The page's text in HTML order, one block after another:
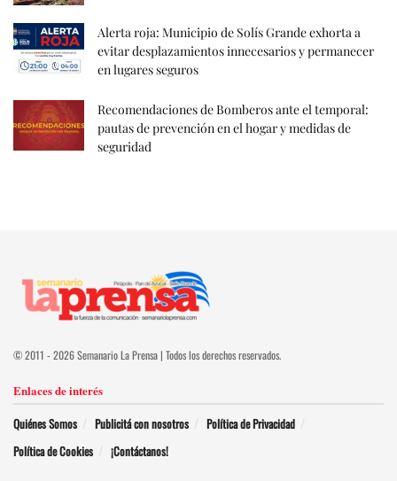
Alerta roja: Municipio de Solís Grande exhorta a
evitar desplazamientos innecesarios y permanecer
en lugares seguros
Recomendaciones de Bomberos ante el temporal:
pautas de prevención en el hogar y medidas de
seguridad
© 2011 - 2026 Semanario La Prensa | Todos los derechos reservados.
Enlaces de interés
Quiénes Somos Publicitá con nosotros
Política de Privacidad
Política de Cookies
¡Contáctanos!